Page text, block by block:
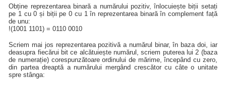
Obține reprezentarea binară a numărului pozitiv, înlocuiește biții setați
pe 1 cu 0 și biții pe 0 cu 1 în reprezentarea binară în complement față
de unu:
!(1001 1101) = 0110 0010
Scriem mai jos reprezentarea pozitivă a numărul binar, în baza doi, iar
deasupra fiecărui bit ce alcătuiește numărul, scriem puterea lui 2 (baza
de numerație) corespunzătoare ordinului de mărime, începând cu zero,
din partea dreaptă a numărului mergând crescător cu câte o unitate
spre stânga: